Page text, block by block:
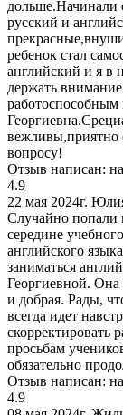
дольше.Начинали
русский и
ребенок стал
английский и я в
держать
работоспособным
вежливы,приятно
вопросу!
Отзыв написан:
4.9
22 мая 2024г.
Случайно попали
середине
английского
заниматься
Георгиевной. Она
и добрая. Рады,
всегда идет
скорректировать
просьбам
обязательно
Отзыв написан:
4.9